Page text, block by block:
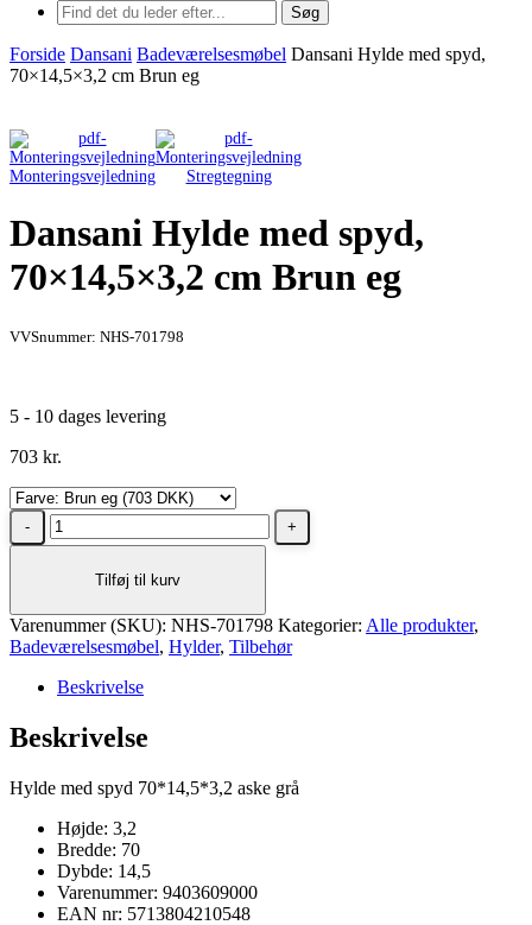
Søg
Forside Dansani Badeværelsesmøbel Dansani Hylde med spyd,
70×14,5×3,2 cm Brun eg
Monteringsvejledning Stregtegning
Dansani Hylde med spyd,
70×14,5×3,2 cm Brun eg
VVSnummer: NHS-701798
5 - 10 dages levering
703 kr.
Dansani
Hylde
cm
Brun
antal
Tilføj til kurv
Varenummer (SKU): NHS-701798 Kategorier: Alle produkter,
Badeværelsesmøbel, Hylder, Tilbehør
Beskrivelse
Beskrivelse
Hylde med spyd 70*14,5*3,2 aske grå
Højde: 3,2
Bredde: 70
Dybde: 14,5
Varenummer: 9403609000
EAN nr: 5713804210548